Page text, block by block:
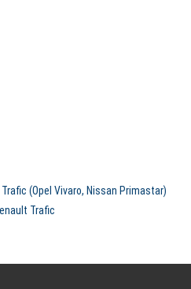
(Opel Vivaro, Nissan Primastar)
Trafic